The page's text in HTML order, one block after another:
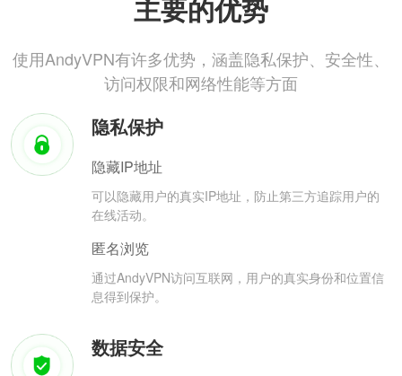
主要的优势
使用AndyVPN有许多优势，涵盖隐私保护、安全性、
访问权限和网络性能等方面
隐私保护
隐藏IP地址
可以隐藏用户的真实IP地址，防止第三方追踪用户的
在线活动。
匿名浏览
通过AndyVPN访问互联网，用户的真实身份和位置信
息得到保护。
数据安全